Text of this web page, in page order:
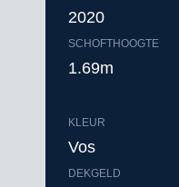
2020
SCHOFTHOOGTE
1.69m
KLEUR
Vos
DEKGELD